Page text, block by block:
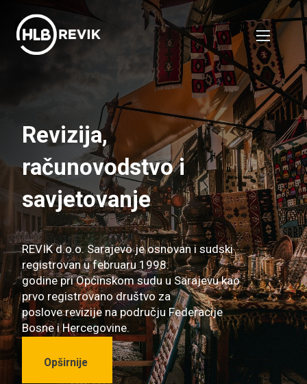
Revizija,
računovodstvo i
savjetovanje
REVIK d.o.o. Sarajevo je osnovan i sudski
registrovan u februaru 1998.
godine pri Općinskom sudu u Sarajevu kao
prvo registrovano društvo za
poslove revizije na području Federacije
Bosne i Hercegovine.
Opširnije